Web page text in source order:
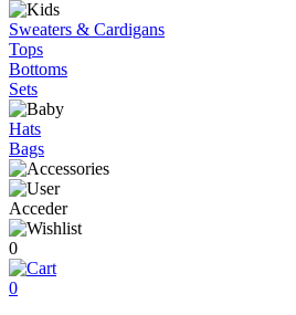
Sweaters & Cardigans
Tops
Bottoms
Sets
Hats
Bags
Acceder
0
0